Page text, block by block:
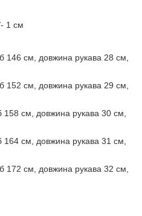
1 см
146 см, довжина рукава 28 см,
152 см, довжина рукава 29 см,
см, довжина рукава 30 см,
см, довжина рукава 31 см,
172 см, довжина рукава 32 см,